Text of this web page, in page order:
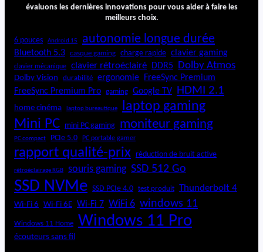
évaluons les dernières innovations pour vous aider à faire les
meilleurs choix.
6 pouces Android 15 autonomie longue durée
Bluetooth 5.3 casque gaming charge rapide clavier gaming
clavier mécanique clavier rétroéclairé DDR5 Dolby Atmos
Dolby Vision durabilité ergonomie
FreeSync Premium
FreeSync Premium Pro
gaming Google TV HDMI 2.1
home cinéma laptop bureautique laptop gaming
Mini PC mini PC gaming moniteur gaming
PC compact PCIe 5.0 PC portable gamer
rapport qualité-prix réduction de bruit active
rétroéclairage RGB souris gaming SSD 512 Go
SSD NVMe SSD PCIe 4.0 test produit Thunderbolt 4
Wi-Fi 6 Wi-Fi 6E Wi-Fi 7 WiFi 6 windows 11
Windows 11 Home Windows 11 Pro
écouteurs sans fil